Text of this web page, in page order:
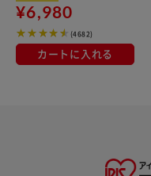
¥6,980
(4682)
カートに入れる